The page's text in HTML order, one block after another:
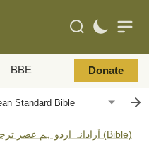
BBE Donate
Urdu: Biblica® آزادانہ اردو ہم عصر ترجمہ (Bible)